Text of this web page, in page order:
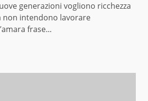
generazioni vogliono ricchezza
non intendono lavorare
frase...